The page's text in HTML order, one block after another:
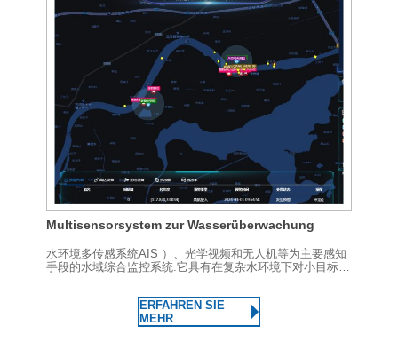
Multisensorsystem zur Wasserüberwachung
水环境多传感系统AIS ）、光学视频和无人机等为主要感知
手段的水域综合监控系统.它具有在复杂水环境下对小目标的
ERFAHREN SIE
MEHR